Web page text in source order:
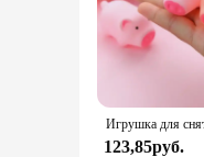
123,85руб.